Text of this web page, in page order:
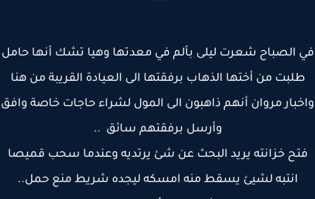
*****
الصباح شعرت ليلى بألم في معدتها وهيا تشك أنها حامل
من أختها الذهاب برفقتها الى العيادة القريبة من هنا
مروان أنهم ذاهبون الى المول لشراء حاجات خاصة وافق
وأرسل برفقتهم سائق ..
خزانته يريد البحث عن شئ يرتديه وعندما سحب قميصا
انتبه لشيئ يسقط منه امسكه ليجده شريط منع حمل..